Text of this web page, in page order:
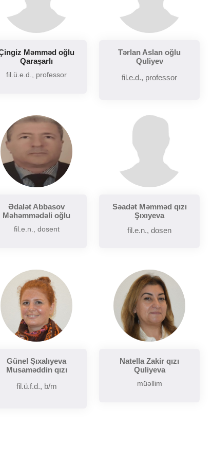
Məmməd oğlu
Qaraşarlı
fil.ü.e.d., professor
Tərlan Aslan oğlu
Quliyev
fil.e.d., professor
Ədalət Abbasov
Məhəmmədəli oğlu
fil.e.n., dosent
Səadət Məmməd qızı
Şıxıyeva
fil.e.n., dosen
Günel Şıxalıyeva
Musaməddin qızı
fil.ü.f.d., b/m
Natella Zakir qızı
Quliyeva
müəllim